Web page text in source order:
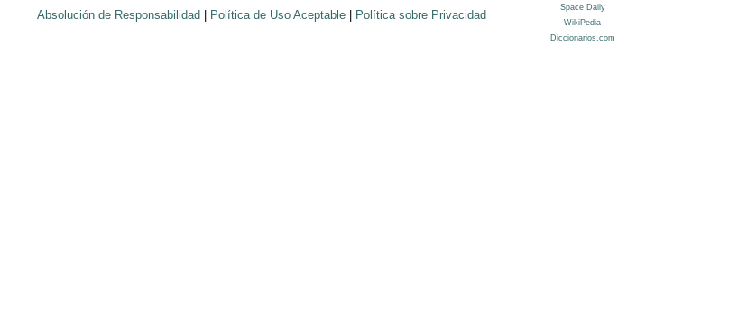
Absolución de Responsabilidad Política de Uso Aceptable Política sobre Privacidad